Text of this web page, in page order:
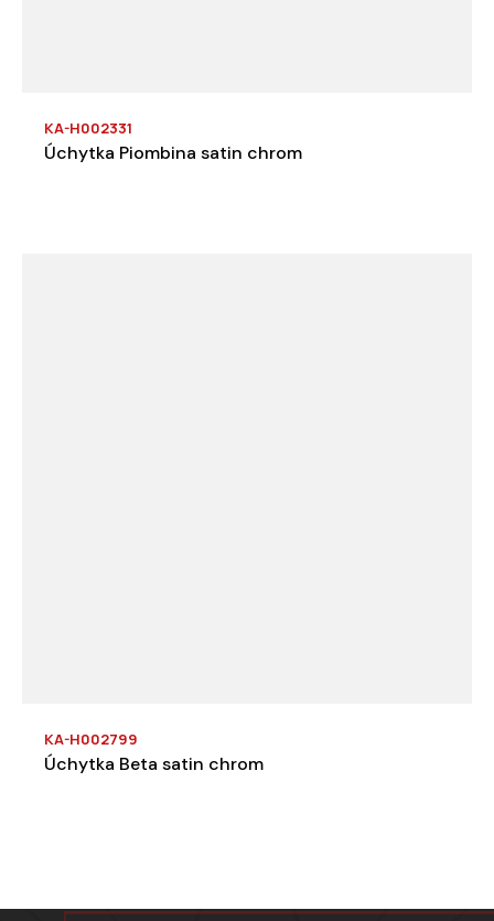
KA-H002331
Úchytka Piombina satin chrom
KA-H002799
Úchytka Beta satin chrom